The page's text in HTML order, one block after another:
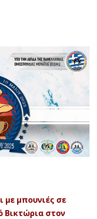
με μπουνιές σε
Βικτώρια στον